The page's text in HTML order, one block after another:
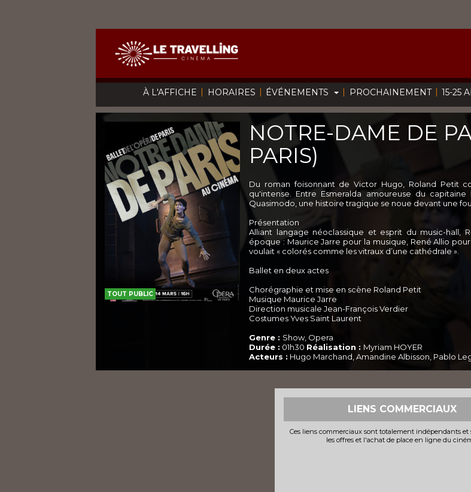
À L'AFFICHE | HORAIRES | ÉVÉNEMENTS | PROCHAINEMENT | 15-25
TOUT PUBLIC
NOTRE-DAME DE
PARIS)
Du roman foisonnant de Victor Hugo, Roland Petit
qu'intense. Entre Esmeralda amoureuse du
Quasimodo, une histoire tragique se noue devant une
Présentation
Alliant langage néoclassique et esprit du music-hall,
époque : Maurice Jarre pour la musique, René Allio
voulait « colorés comme les vitraux d’une cathédrale ».
Ballet en deux actes
Chorégraphie et mise en scène Roland Petit
Musique Maurice Jarre
Direction musicale Jean-François Verdier
Costumes Yves Saint Laurent
Genre : Show, Opera
Durée : 01h30 Réalisation : Myriam HOYER
Acteurs : Hugo Marchand, Amandine Albisson, Pablo
LIENS COMMERCIAUX
Ces liens commerciaux sont totalement indépendants et
les offres et l'achat de place en ligne du